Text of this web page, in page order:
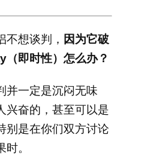
不想谈判， 因为它破
即时性）怎么办？
并一定是沉闷无味
兴奋的，甚至可以是
别是在你们双方讨论
。